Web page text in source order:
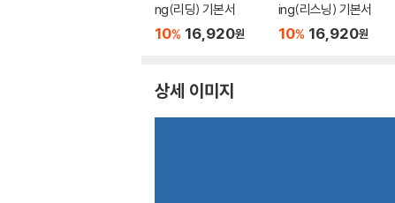
ng(리딩) 기본서
10% 16,920원
ing(리스닝) 기본서
10% 16,920원
상세 이미지